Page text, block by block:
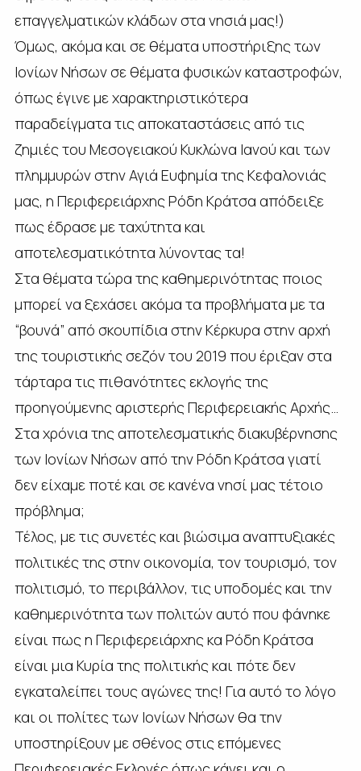
επαγγελματικών κλάδων στα νησιά μας!)
Όμως, ακόμα και σε θέματα υποστήριξης των
Ιονίων Νήσων σε θέματα φυσικών καταστροφών,
όπως έγινε με χαρακτηριστικότερα
παραδείγματα τις αποκαταστάσεις από τις
ζημιές του Μεσογειακού Κυκλώνα Ιανού και των
πλημμυρών στην Αγιά Ευφημία της Κεφαλονιάς
μας, η Περιφερειάρχης Ρόδη Κράτσα απόδειξε
πως έδρασε με ταχύτητα και
αποτελεσματικότητα λύνοντας τα!
Στα θέματα τώρα της καθημερινότητας ποιος
μπορεί να ξεχάσει ακόμα τα προβλήματα με τα
“βουνά” από σκουπίδια στην Κέρκυρα στην αρχή
της τουριστικής σεζόν του 2019 που έριξαν στα
τάρταρα τις πιθανότητες εκλογής της
προηγούμενης αριστερής Περιφερειακής Αρχής…
Στα χρόνια της αποτελεσματικής διακυβέρνησης
των Ιονίων Νήσων από την Ρόδη Κράτσα γιατί
δεν είχαμε ποτέ και σε κανένα νησί μας τέτοιο
πρόβλημα;
Τέλος, με τις συνετές και βιώσιμα αναπτυξιακές
πολιτικές της στην οικονομία, τον τουρισμό, τον
πολιτισμό, το περιβάλλον, τις υποδομές και την
καθημερινότητα των πολιτών αυτό που φάνηκε
είναι πως η Περιφερειάρχης κα Ρόδη Κράτσα
είναι μια Κυρία της πολιτικής και πότε δεν
εγκαταλείπει τους αγώνες της! Για αυτό το λόγο
και οι πολίτες των Ιονίων Νήσων θα την
υποστηρίξουν με σθένος στις επόμενες